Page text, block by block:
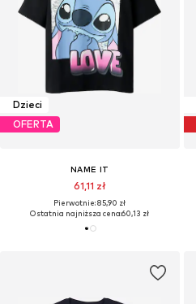
Dzieci
OFERTA
NAME IT
61,11 zł
Pierwotnie: 85,90 zł
Ostatnia najniższa cena:60,13 zł